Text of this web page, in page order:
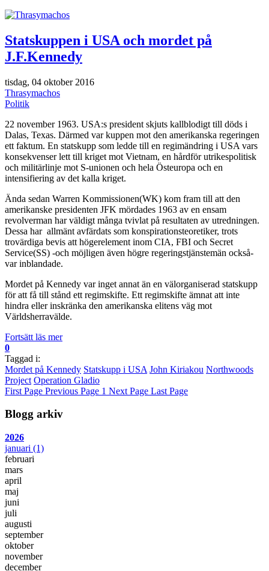
Statskuppen i USA och mordet på
J.F.Kennedy
tisdag, 04 oktober 2016
Thrasymachos
Politik
22 november 1963. USA:s president skjuts kallblodigt till döds i
Dalas, Texas. Därmed var kuppen mot den amerikanska regeringen
ett faktum. En statskupp som ledde till en regimändring i USA vars
konsekvenser lett till kriget mot Vietnam, en hårdför utrikespolitisk
och militärlinje mot S-unionen och hela Östeuropa och en
intensifiering av det kalla kriget.
Ända sedan Warren Kommissionen(WK) kom fram till att den
amerikanske presidenten JFK mördades 1963 av en ensam
revolverman har väldigt många tvivlat på resultaten av utredningen.
Dessa har allmänt avfärdats som konspirationsteoretiker, trots
trovärdiga bevis att högerelement inom CIA, FBI och Secret
Service(SS) -och möjligen även högre regeringstjänstemän också-
var inblandade.
Mordet på Kennedy var inget annat än en välorganiserad statskupp
för att få till stånd ett regimskifte. Ett regimskifte ämnat att inte
hindra eller inskränka den amerikanska elitens väg mot
Världsherravälde.
Fortsätt läs mer
0
Taggad i:
Mordet på Kennedy Statskupp i USA John Kiriakou Northwoods
Project Operation Gladio
First Page Previous Page 1 Next Page Last Page
Blogg arkiv
2026
januari (1)
februari
mars
april
maj
juni
juli
augusti
september
oktober
november
december